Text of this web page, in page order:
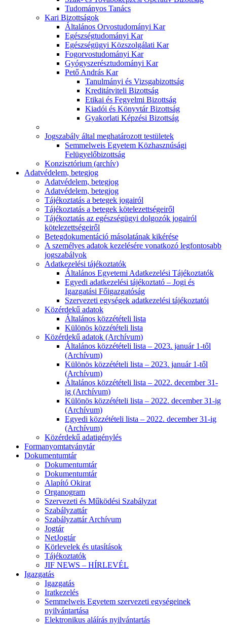
Tudományos Tanács
Kari Bizottságok
Általános Orvostudományi Kar
Egészségtudományi Kar
Egészségügyi Közszolgálati Kar
Fogorvostudományi Kar
Gyógyszerésztudományi Kar
Pető András Kar
Tanulmányi és Vizsgabizottság
Kreditátviteli Bizottság
Etikai és Fegyelmi Bizottság
Kiadói és Könyvtár Bizottság
Gyakorlati Képzési Bizottság
Jogszabály által meghatározott testületek
Semmelweis Egyetem Közhasznúsági
Felügyelőbizottság
Konzisztórium (archív)
Adatvédelem, betegjog
Adatvédelem, betegjog
Adatvédelem, betegjog
Tájékoztatás a betegek jogairól
Tájékoztatás a betegek kötelezettségeiről
Tájékoztatás az egészségügyi dolgozók jogairól
kötelezettségeiről
Betegdokumentáció másolatának kikérése
A személyes adatok kezelésére vonatkozó legfontosabb
jogszabályok
Adatkezelési tájékoztatók
Általános Egyetemi Adatkezelési Tájékoztatók
Egyedi adatkezelési tájékoztató – Jogi és
Igazgatási Főigazgatóság
Szervezeti egységek adatkezelési tájékoztatói
Közérdekű adatok
Általános közzétételi lista
Különös közzétételi lista
Közérdekű adatok (Archívum)
Általános közzétételi lista – 2023. január 1-től
(Archívum)
Különös közzétételi lista – 2023. január 1-től
(Archívum)
Általános közzétételi lista – 2022. december 31-
ig (Archívum)
Különös közzétételi lista – 2022. december 31-ig
(Archívum)
Egyedi közzétételi lista – 2022. december 31-ig
(Archívum)
Közérdekű adatigénylés
Formanyomtatványtár
Dokumentumtár
Dokumentumtár
Dokumentumtár
Alapító Okirat
Organogram
Szervezeti és Működési Szabályzat
Szabályzattár
Szabályzattár Archívum
Jogtár
NetJogtár
Körlevelek és utasítások
Tájékoztatók
JIF NEWS – HÍRLEVÉL
Igazgatás
Igazgatás
Iratkezelés
Semmelweis Egyetem szervezeti egységeinek
nyilvántartása
Elektronikus aláírás nyilvántartás